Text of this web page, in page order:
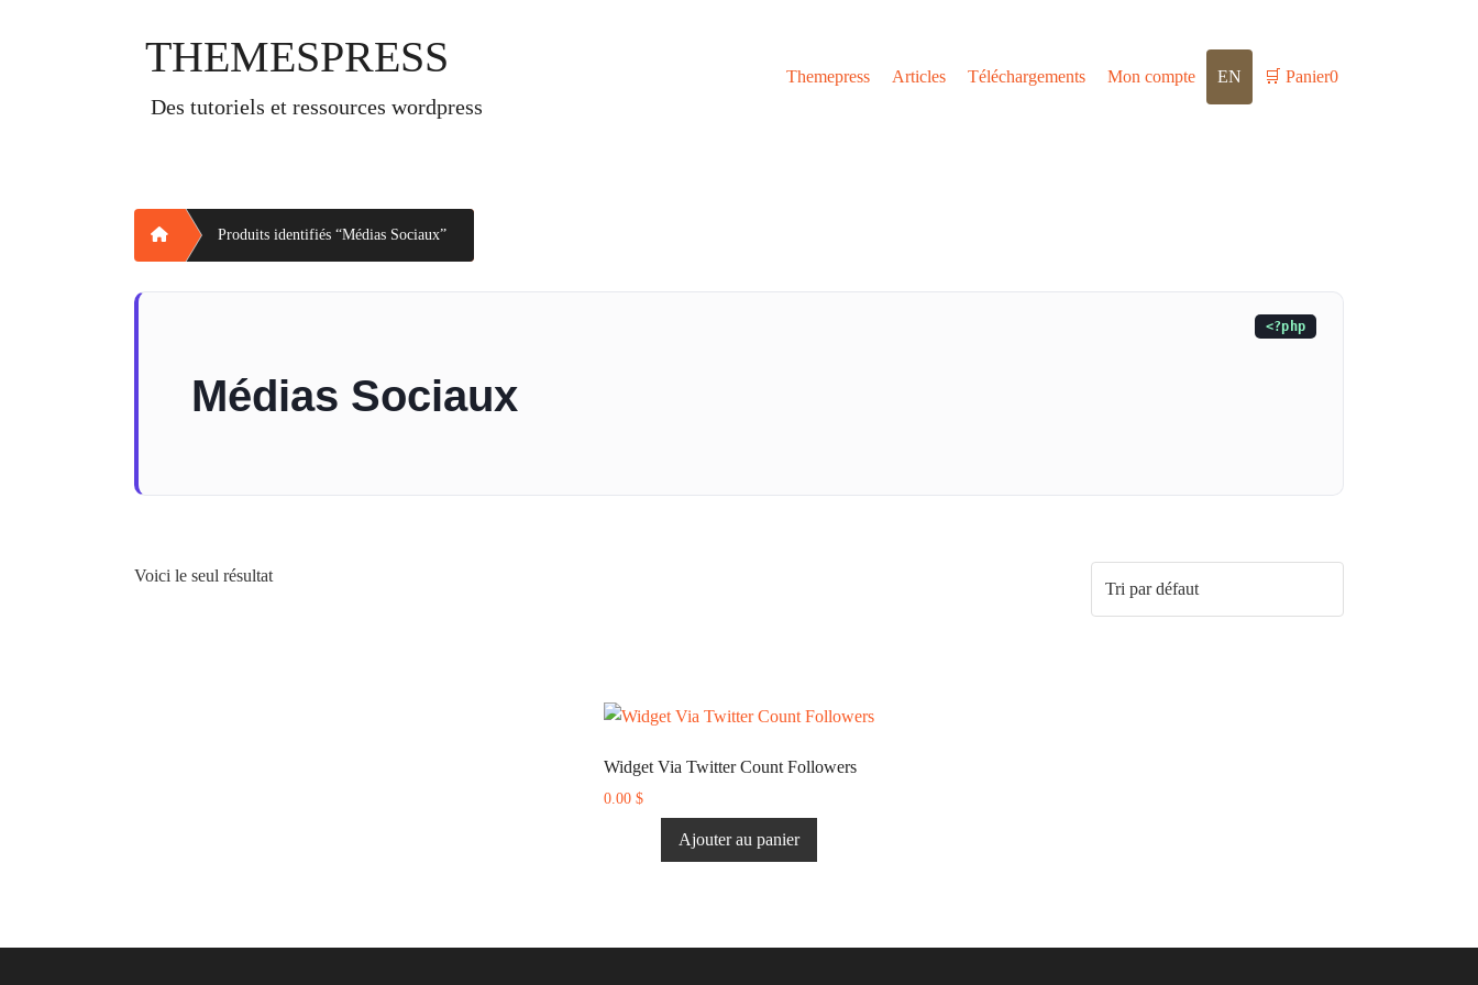
THEMESPRESS
des tutoriels et ressources wordpress
Themepress Articles Téléchargements Mon compte EN 🛒 Panier0
Home Produits identifiés “Médias Sociaux”
Médias Sociaux
Voici le seul résultat
Widget Via Twitter Count Followers
0.00 $
Ajouter au panier